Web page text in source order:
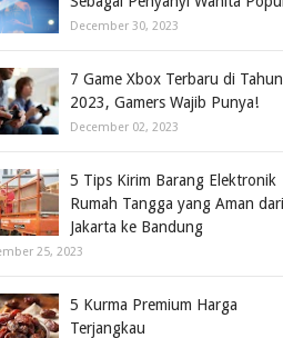
December 30, 2023
7 Game Xbox Terbaru di Tahun
2023, Gamers Wajib Punya!
December 02, 2023
5 Tips Kirim Barang Elektronik
Rumah Tangga yang Aman dari
Jakarta ke Bandung
25, 2023
5 Kurma Premium Harga
Terjangkau